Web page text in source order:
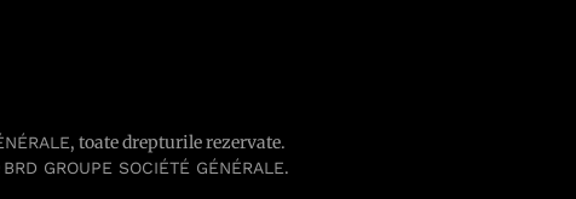
, toate drepturile rezervate.
BRD GROUPE SOCIÉTÉ GÉNÉRALE.